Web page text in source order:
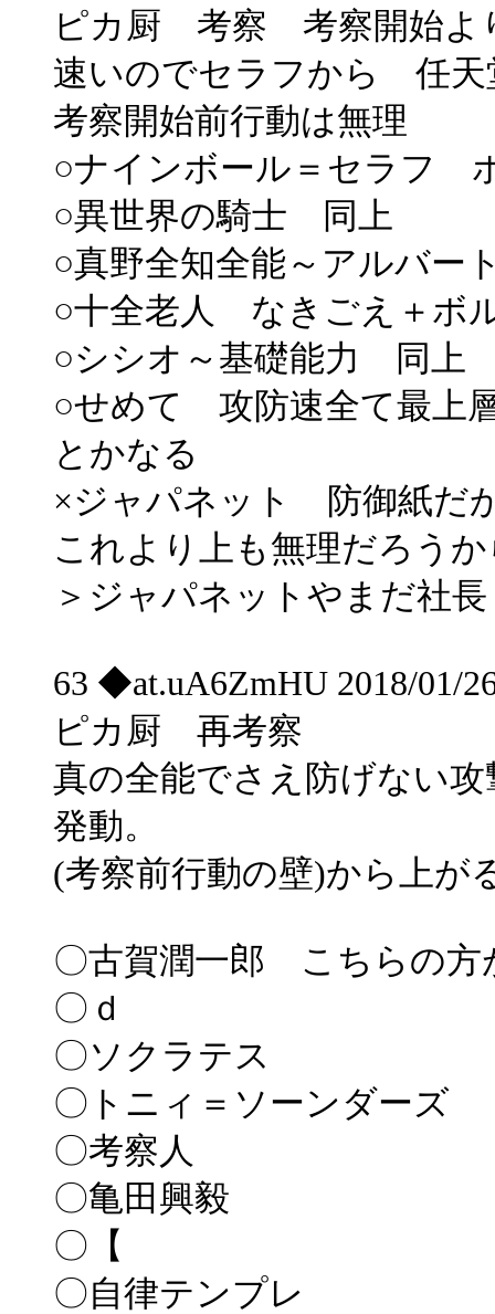
ピカ厨 考察 考察開始よ
速いのでセラフから 任天
考察開始前行動は無理
○ナインボール＝セラフ
○異世界の騎士 同上
○真野全知全能～アルバ
○十全老人 なきごえ＋ボ
○シシオ～基礎能力 同上
○せめて 攻防速全て最上
とかなる
×ジャパネット 防御紙だ
これより上も無理だろう
＞ジャパネットやまだ社
63 ◆at.uA6ZmHU 2018/01/
ピカ厨 再考察
真の全能でさえ防げない
発動。
(考察前行動の壁)から上が
〇古賀潤一郎 こちらの方
〇ｄ
〇ソクラテス
〇トニィ＝ソーンダーズ
〇考察人
〇亀田興毅
〇【
〇自律テンプレ